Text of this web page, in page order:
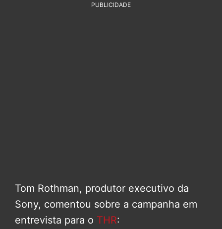
PUBLICIDADE
Tom Rothman, produtor executivo da
Sony, comentou sobre a campanha em
entrevista para o THR: